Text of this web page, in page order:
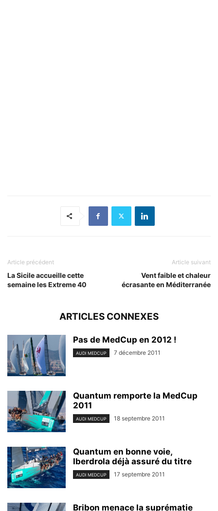
Article précédent
La Sicile accueille cette
semaine les Extreme 40
Article suivant
Vent faible et chaleur
écrasante en Méditerranée
ARTICLES CONNEXES
Pas de MedCup en 2012 !
AUDI MEDCUP 7 décembre 2011
Quantum remporte la MedCup
2011
AUDI MEDCUP 18 septembre 2011
Quantum en bonne voie,
Iberdrola déjà assuré du titre
AUDI MEDCUP 17 septembre 2011
Bribon menace la suprématie